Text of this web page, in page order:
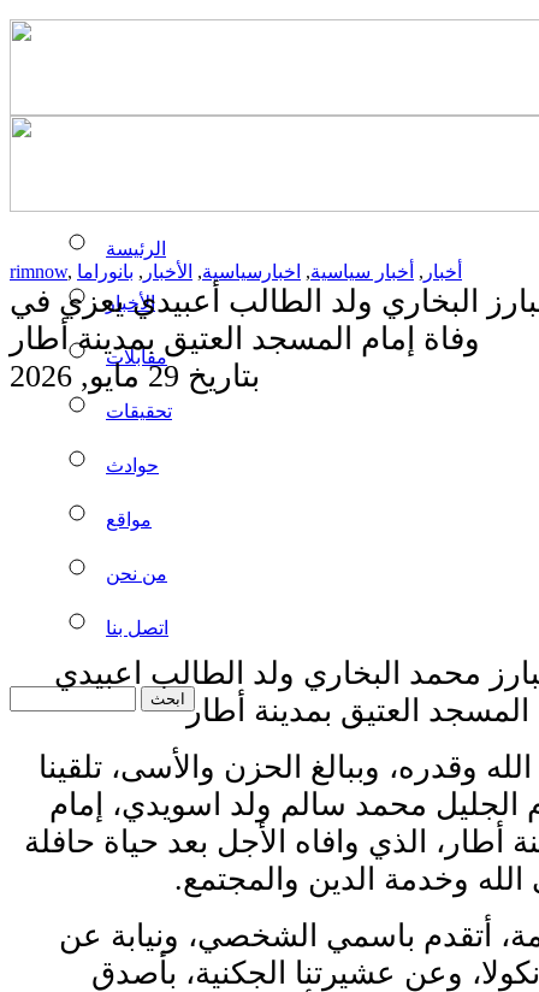
الرئيسة
الأخبار
مقابلات
تحقيقات
حوادث
مواقع
من نحن
اتصل بنا
rimnow, أخبار , أخبار سياسية, اخبارسياسية, الأخبار , بانوراما
البخاري ولد الطالب أعبيدي يعزي في
وفاة إمام المسجد العتيق بمدينة أطار
بتاريخ 29 مايو, 2026
محمد البخاري ولد الطالب اعبيدي
العتيق بمدينة أطار
وقدره، وببالغ الحزن والأسى، تلقينا
الجليل محمد سالم ولد اسويدي، إمام
أطار، الذي وافاه الأجل بعد حياة حافلة
الله وخدمة الدين والمجتمع.
أتقدم باسمي الشخصي، ونيابة عن
وعن عشيرتنا الجكنية، بأصدق